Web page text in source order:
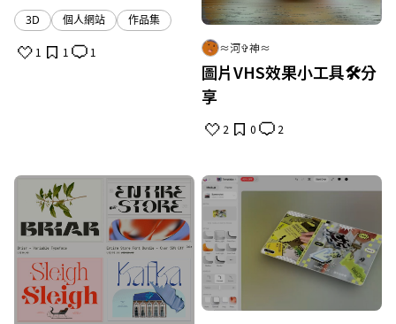
3D 個人網站 作品集
1 1 1 ≈河✞神≈
圖片VHS效果小工具🛠️分
享
2 0 2
確定